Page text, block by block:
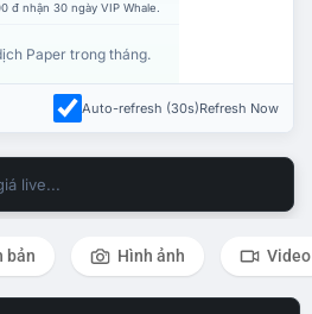
đ nhận 30 ngày VIP Whale.
Paper trong tháng.
Auto-refresh (30s)Refresh Now
live...
bản Hình ảnh Video